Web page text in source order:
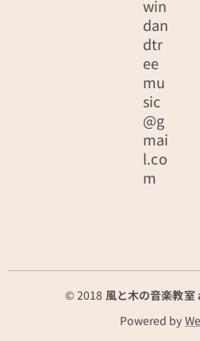
win
dan
dtr
ee
mu
sic
@g
mai
l.co
m
© 2018 風と木の音楽教
Powered by